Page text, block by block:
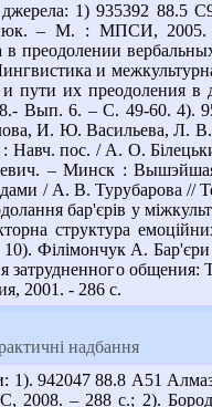
1) 935392 88.5
– М. : МПСИ, 2005.
в преодолении
и
их преодоления в
Вып. 6. – С. 49-60. 4).
И. Ю. Васильева,
: Навч. пос. / А. О.
– Минск :
/ А. В. Турубарова //
бар'єрів у
структура
Філімончук А.
2001. - 286 с.
надбання
1). 942047 88.8 А51
– 288 с.; 2).